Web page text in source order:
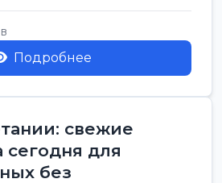
от хозя...
Подробнее
свежие
сегодня для
без